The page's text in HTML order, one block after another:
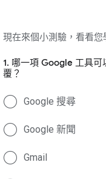
現在來個小測驗，看看您
1. 哪一項 Google 工具
覆？
Google 搜尋
Google 新聞
Gmail